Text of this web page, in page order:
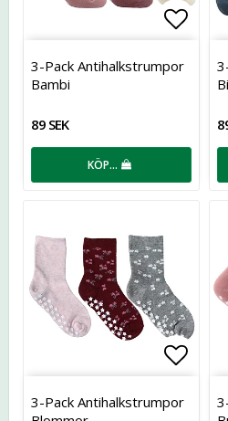
3-Pack Antihalkstrumpor
Bambi
89 SEK
KÖP…
3-Pack Antihalkstrumpor